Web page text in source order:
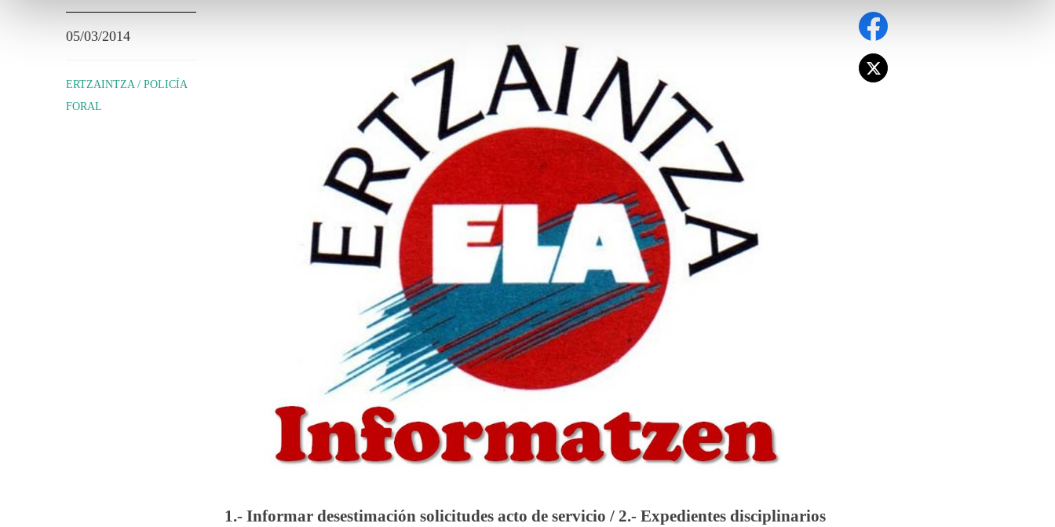
05/03/2014
ERTZAINTZA / POLICÍA
FORAL
1.- Informar desestimación solicitudes acto de servicio / 2.- Expedientes disciplinarios